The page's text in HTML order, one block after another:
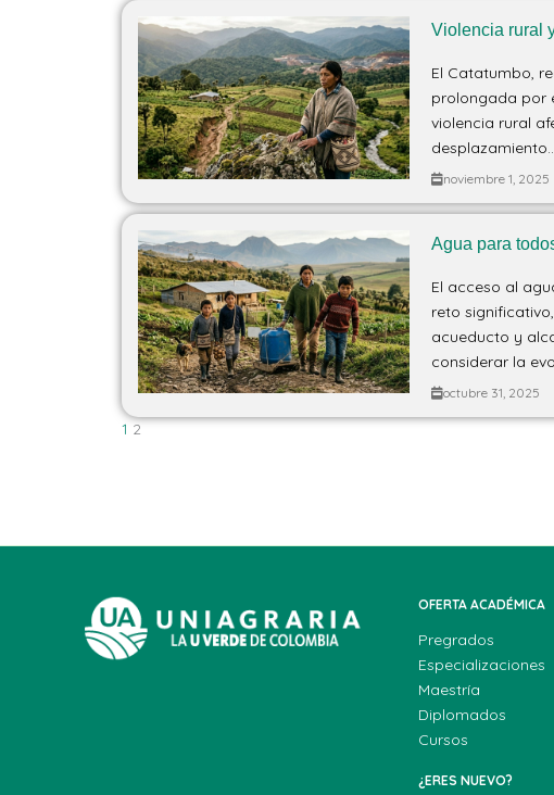
Violencia rural
El Catatumbo,
prolongada por
violencia rural
noviembre 1, 2025
Agua para
El acceso al
reto
acueducto y
considerar la
octubre 31, 2025
1 2
OFERTA ACADÉMICA
Pregrados
Especializaciones
Maestría
Diplomados
Cursos
¿ERES NUEVO?